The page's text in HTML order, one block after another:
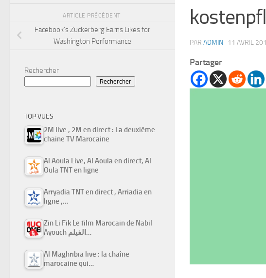
PAR ADMIN · 11 AVRIL
Partager
ARTICLE PRÉCÉDENT
Facebook’s Zuckerberg Earns Likes for
Washington Performance
Rechercher
Rechercher
TOP VUES
2M live , 2M en direct : La deuxième
chaine TV Marocaine
Al Aoula Live, Al Aoula en direct, Al
Oula TNT en ligne
Arryadia TNT en direct , Arriadia en
ligne ,…
Zin Li Fik Le film Marocain de Nabil
Ayouch الفيلم…
Al Maghribia live : la chaîne
marocaine qui…